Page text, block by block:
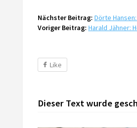
Nächster Beitrag: Dörte
Voriger Beitrag: Harald Jähner:
Like
Dieser Text wurde